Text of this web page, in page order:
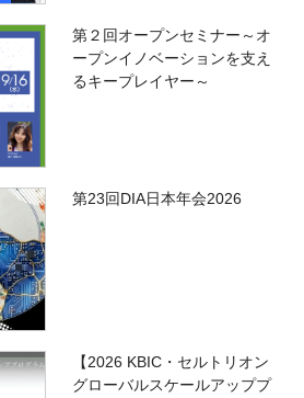
第２回オープンセミナー～オ
ープンイノベーションを支え
るキープレイヤー～
第23回DIA日本年会2026
【2026 KBIC・セルトリオン
グローバルスケールアッププ